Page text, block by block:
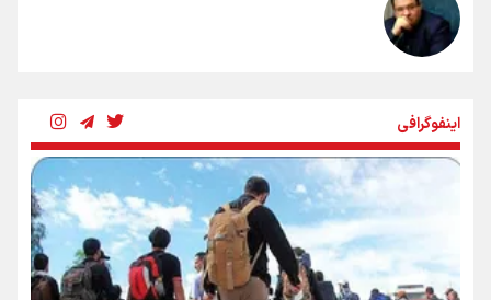
«هورامان»؛ میراثی که جهان را شیفته کرد
شکستگیِ بزرگ؛ روایتِ یک استخوان، یک نسل، یک توهم!
اینفوگرافی